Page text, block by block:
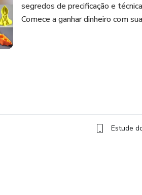
segredos de precificação e
Comece a ganhar dinheiro com
Estude